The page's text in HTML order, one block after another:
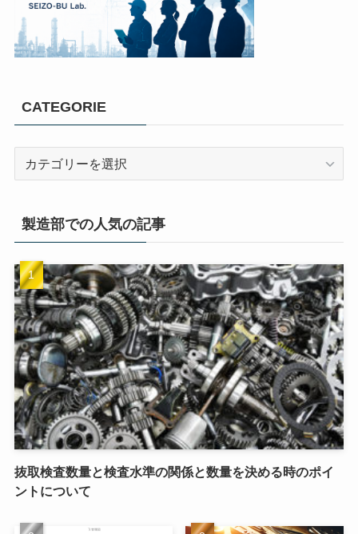
CATEGORIE
製造部での人気の記事
抜取検査数量と検査水準の関係と数量を決める時のポイ
ントについて